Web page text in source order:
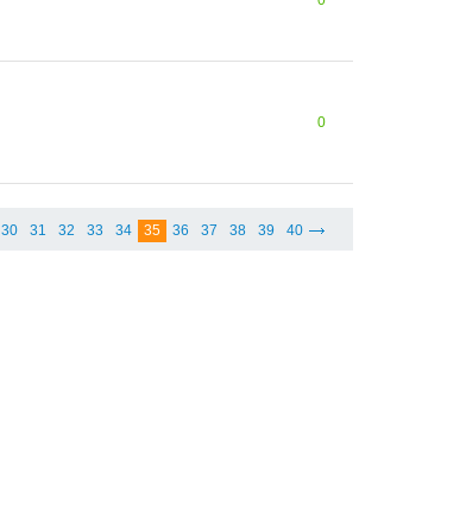
0
30 31 32 33 34 35 36 37 38 39 40